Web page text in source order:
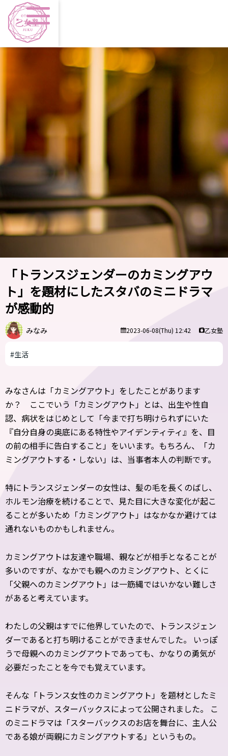
「トランスジェンダーのカミングアウ
ト」を題材にしたスタバのミニドラマ
が感動的
みなみ 2023-06-08(Thu) 12:42 乙女塾
#生活
みなさんは「カミングアウト」をしたことがあります
か？ ここでいう「カミングアウト」とは、出生や性自
認、病状をはじめとして「今まで打ち明けられずにいた
『自分自身の奥底にある特性やアイデンティティ』を、目
の前の相手に告白すること」をいいます。もちろん、「カ
ミングアウトする・しない」は、当事者本人の判断です。
特にトランスジェンダーの女性は、髪の毛を長くのばし、
ホルモン治療を続けることで、見た目に大きな変化が起こ
ることが多いため「カミングアウト」はなかなか避けては
通れないものかもしれません。
カミングアウトは友達や職場、親などが相手となることが
多いのですが、なかでも親へのカミングアウト、とくに
「父親へのカミングアウト」は一筋縄ではいかない難しさ
があると考えています。
わたしの父親はすでに他界していたので、トランスジェン
ダーであると打ち明けることができませんでした。 いっぽ
うで母親へのカミングアウトであっても、かなりの勇気が
必要だったことを今でも覚えています。
そんな「トランス女性のカミングアウト」を題材としたミ
ニドラマが、スターバックスによって公開されました。 こ
のミニドラマは「スターバックスのお店を舞台に、主人公
である娘が両親にカミングアウトする」というもの。